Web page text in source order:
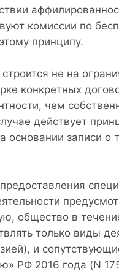
комиссии по
принципу.
не на
конкретных
чем
действует
основании записи о
общество в
только виды
и
РФ 2016 года (N